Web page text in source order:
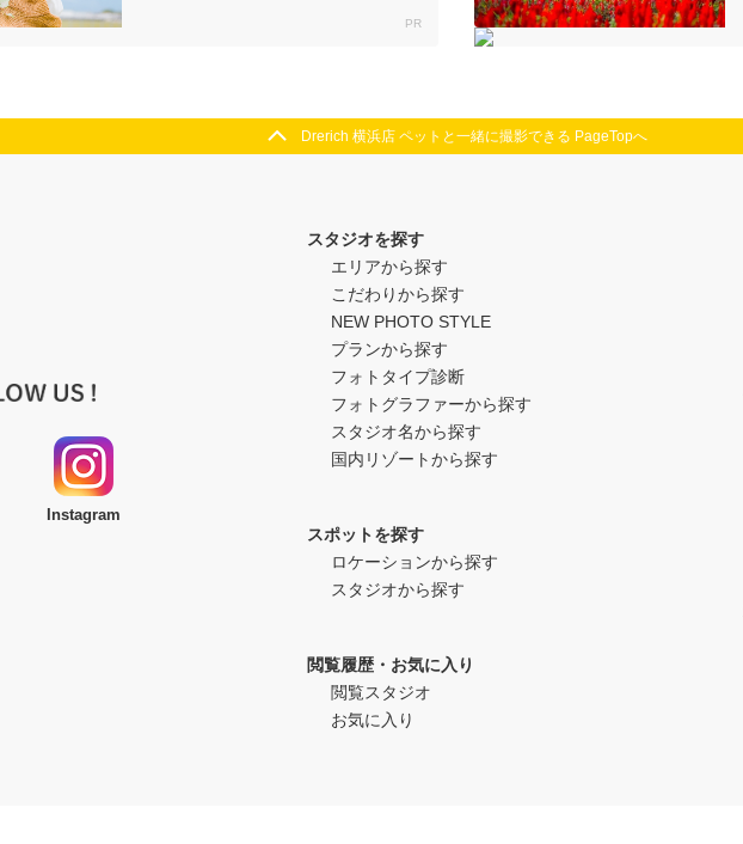
Drerich 横浜店 ペットと一緒に撮影できる PageTopへ
Instagram
スタジオを探す
エリアから探す
こだわりから探す
NEW PHOTO STYLE
プランから探す
フォトタイプ診断
フォトグラファーから探す
スタジオ名から探す
国内リゾートから探す
スポットを探す
ロケーションから探す
スタジオから探す
閲覧履歴・お気に入り
閲覧スタジオ
お気に入り